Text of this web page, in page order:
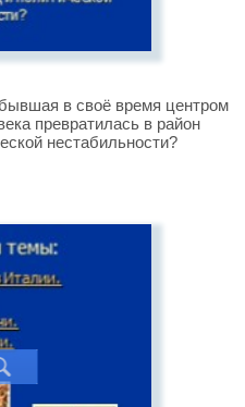
в своё время центром
превратилась в район
нестабильности?